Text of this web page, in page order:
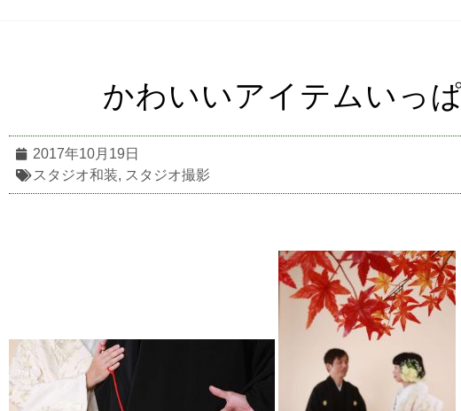
かわいいアイテムいっ
2017年10月19日
スタジオ和装, スタジオ撮影